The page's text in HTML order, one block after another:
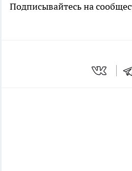
Подписывайтесь на